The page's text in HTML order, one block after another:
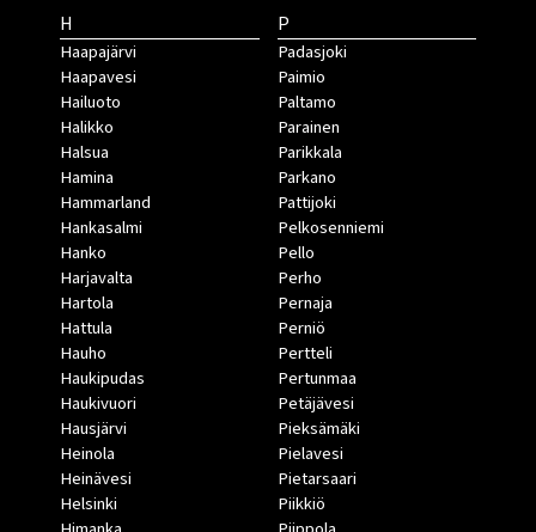
H
Haapajärvi
Haapavesi
Hailuoto
Halikko
Halsua
Hamina
Hammarland
Hankasalmi
Hanko
Harjavalta
Hartola
Hattula
Hauho
Haukipudas
Haukivuori
Hausjärvi
Heinola
Heinävesi
Helsinki
P
Padasjoki
Paimio
Paltamo
Parainen
Parikkala
Parkano
Pattijoki
Pelkosenniemi
Pello
Perho
Pernaja
Perniö
Pertteli
Pertunmaa
Petäjävesi
Pieksämäki
Pielavesi
Pietarsaari
Piikkiö